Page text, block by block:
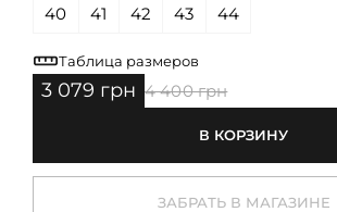
40 41 42 43 44
Таблица размеров
3 079 грн 4 400 грн
В КОРЗИНУ
ЗАБРАТЬ В МАГАЗИНЕ